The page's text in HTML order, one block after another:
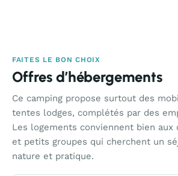
FAITES LE BON CHOIX
Offres d’hébergements
Ce camping propose surtout des
tentes lodges, complétés par des
Les logements conviennent bien aux
et petits groupes qui cherchent un
nature et pratique.